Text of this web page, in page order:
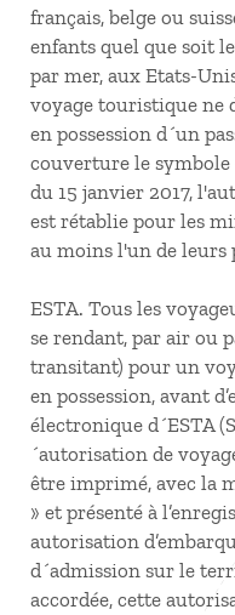
français, belge ou
enfants quel que soit
par mer, aux Etats-
voyage touristique ne
en possession d´un
couverture le
du 15 janvier 2017,
est rétablie pour les
au moins l'un de leurs
ESTA. Tous les
se rendant, par air ou
transitant) pour un
en possession, avant
électronique d´ESTA
´autorisation de
être imprimé, avec la
» et présenté à
autorisation
d´admission sur le
accordée, cette